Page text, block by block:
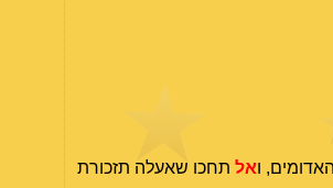
ואל תחכו שאעלה תזכורת